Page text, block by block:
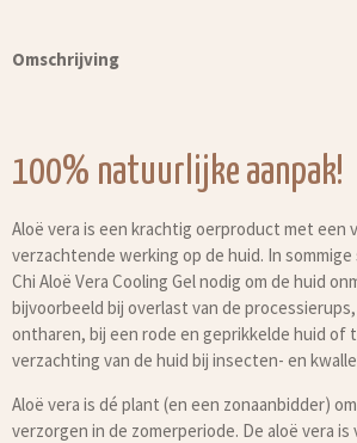
Omschrijving
100% natuurlijke aanpak!
Aloë vera is een krachtig oerproduct met een
verzachtende werking op de huid. In
Chi Aloë Vera Cooling Gel nodig om de huid
bijvoorbeeld bij overlast van de
ontharen, bij een rode en geprikkelde huid of
verzachting van de huid bij insecten- en
Aloë vera is dé plant (en een zonaanbidder)
verzorgen in de zomerperiode. De aloë vera is